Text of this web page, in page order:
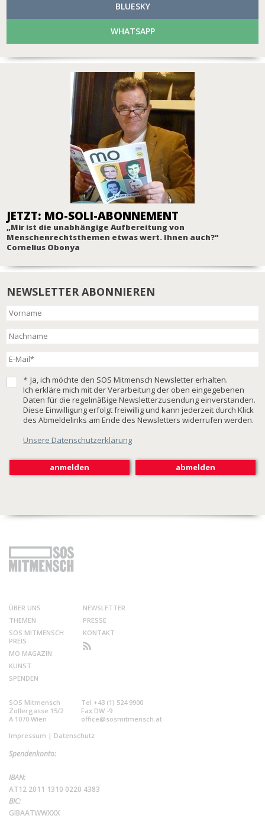
BLUESKY
WHATSAPP
JETZT: MO-SOLI-ABONNEMENT
„Mir ist die unabhängige Aufbereitung von
Menschenrechtsthemen etwas wert. Ihnen auch?“
Cornelius Obonya
NEWSLETTER ABONNIEREN
* Ja, ich möchte den SOS Mitmensch Newsletter erhalten.
Ich erkläre mich mit der Verarbeitung der oben eingegebenen
Daten für die regelmäßige Newsletterzusendung einverstanden.
Diese Einwilligung erfolgt freiwillig und kann jederzeit durch Klick
des Abmeldelinks am Ende des Newsletters widerrufen werden.
Unsere Datenschutzerklärung
ÜBER UNS
THEMEN
SOS MITMENSCH
PREIS
MO MAGAZIN
KUNST
SPENDEN
NEWSLETTER
PRESSE
KONTAKT
SOS Mitmensch
Zollergasse 15/2
A 1070 Wien
Tel +43 (1) 524 9900
Fax DW -9
office@sosmitmensch.at
Impressum | Datenschutz
Spendenkonto:
IBAN:
AT12 2011 1310 0220 4383
BIC:
GIBAATWWXXX